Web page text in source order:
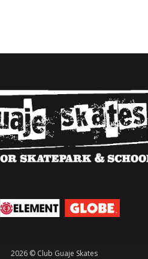
2026 © Club Guaje Skates